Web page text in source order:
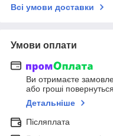
Всі умови доставки
Умови оплати
Ви отримаєте
або гроші
Детальніше
Післяплата